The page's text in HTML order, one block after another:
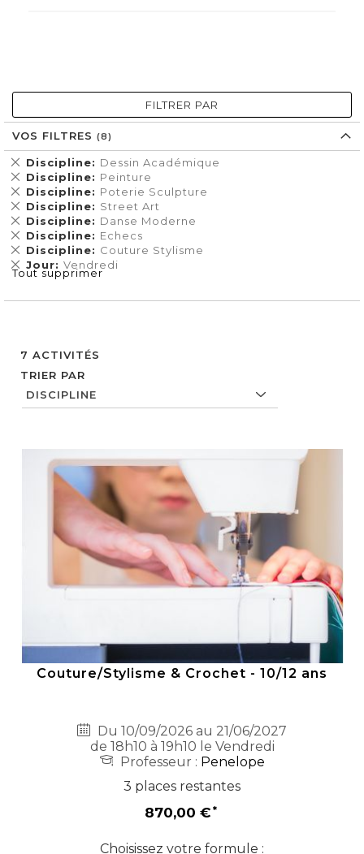
7 ACTIVITÉS
TRIER PAR
Couture/Stylisme & Crochet - 10/12 ans
Du 10/09/2026 au 21/06/2027
de 18h10 à 19h10 le Vendredi
Professeur : Penelope
3 places restantes
870,00 €
Choisissez votre formule :
FILTRER PAR
VOS FILTRES
Discipline Dessin Académique
Supprimer
cet
Élément
Discipline Peinture
Supprimer
cet
Élément
Discipline Poterie Sculpture
Supprimer
cet
Élément
Discipline Street Art
Supprimer
cet
Élément
Discipline Danse Moderne
Supprimer
cet
Élément
Discipline Echecs
Supprimer
cet
Élément
Discipline Couture Stylisme
Supprimer
cet
Élément
Jour Vendredi
Supprimer
cet
Tout supprimer